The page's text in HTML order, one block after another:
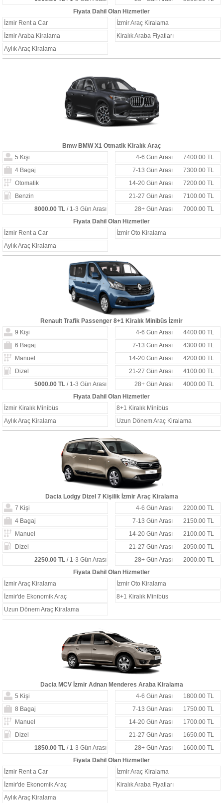
Fiyata Dahil Olan Hizmetler
İzmir Rent a Car
İzmir Araç Kiralama
İzmir Araba Kiralama
Kiralık Araba Fiyatları
Aylık Araç Kiralama
Bmw BMW X1 Otmatik Kiralık Araç
5 Kişi
4-6 Gün Arası
7400.00 TL
4 Bagaj
7-13 Gün Arası
7300.00 TL
Otomatik
14-20 Gün Arası
7200.00 TL
Benzin
21-27 Gün Arası
7100.00 TL
8000.00 TL/ 1-3 Gün Arası 28+ Gün Arası
7000.00 TL
Fiyata Dahil Olan Hizmetler
İzmir Rent a Car
İzmir Oto Kiralama
Aylık Araç Kiralama
Renault Trafik Passenger 8+1 Kiralık Minibüs İzmir
9 Kişi
4-6 Gün Arası
4400.00 TL
6 Bagaj
7-13 Gün Arası
4300.00 TL
Manuel
14-20 Gün Arası
4200.00 TL
Dizel
21-27 Gün Arası
4100.00 TL
5000.00 TL/ 1-3 Gün Arası 28+ Gün Arası
4000.00 TL
Fiyata Dahil Olan Hizmetler
İzmir Kiralık Minibüs
8+1 Kiralık Minibüs
Aylık Araç Kiralama
Uzun Dönem Araç Kiralama
Dacia Lodgy Dizel 7 Kişilik İzmir Araç Kiralama
7 Kişi
4-6 Gün Arası
2200.00 TL
4 Bagaj
7-13 Gün Arası
2150.00 TL
Manuel
14-20 Gün Arası
2100.00 TL
Dizel
21-27 Gün Arası
2050.00 TL
2250.00 TL/ 1-3 Gün Arası 28+ Gün Arası
2000.00 TL
Fiyata Dahil Olan Hizmetler
İzmir Araç Kiralama
İzmir Oto Kiralama
İzmir'de Ekonomik Araç
8+1 Kiralık Minibüs
Uzun Dönem Araç Kiralama
Dacia MCV İzmir Adnan Menderes Araba Kiralama
5 Kişi
4-6 Gün Arası
1800.00 TL
8 Bagaj
7-13 Gün Arası
1750.00 TL
Manuel
14-20 Gün Arası
1700.00 TL
Dizel
21-27 Gün Arası
1650.00 TL
1850.00 TL/ 1-3 Gün Arası 28+ Gün Arası
1600.00 TL
Fiyata Dahil Olan Hizmetler
İzmir Rent a Car
İzmir Araç Kiralama
İzmir'de Ekonomik Araç
Kiralık Araba Fiyatları
Aylık Araç Kiralama